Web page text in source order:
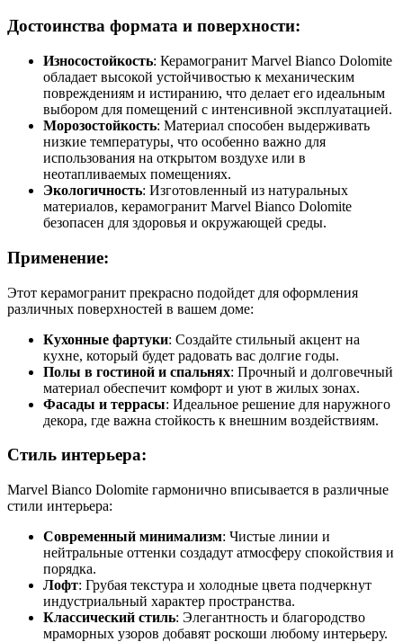
Достоинства формата и поверхности:
Износостойкость: Керамогранит Marvel Bianco Dolomite
обладает высокой устойчивостью к механическим
повреждениям и истиранию, что делает его идеальным
выбором для помещений с интенсивной эксплуатацией.
Морозостойкость: Материал способен выдерживать
низкие температуры, что особенно важно для
использования на открытом воздухе или в
неотапливаемых помещениях.
Экологичность: Изготовленный из натуральных
материалов, керамогранит Marvel Bianco Dolomite
безопасен для здоровья и окружающей среды.
Применение:
Этот керамогранит прекрасно подойдет для оформления
различных поверхностей в вашем доме:
Кухонные фартуки: Создайте стильный акцент на
кухне, который будет радовать вас долгие годы.
Полы в гостиной и спальнях: Прочный и долговечный
материал обеспечит комфорт и уют в жилых зонах.
Фасады и террасы: Идеальное решение для наружного
декора, где важна стойкость к внешним воздействиям.
Стиль интерьера:
Marvel Bianco Dolomite гармонично вписывается в различные
стили интерьера:
Современный минимализм: Чистые линии и
нейтральные оттенки создадут атмосферу спокойствия и
порядка.
Лофт: Грубая текстура и холодные цвета подчеркнут
индустриальный характер пространства.
Классический стиль: Элегантность и благородство
мраморных узоров добавят роскоши любому интерьеру.